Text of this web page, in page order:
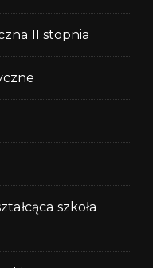
II stopnia
szkoła